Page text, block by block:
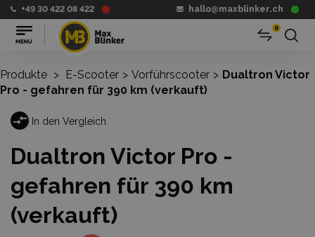
+49 30 422 08 422 hallo@maxblinker.ch
0
Produkte > E-Scooter > Vorführscooter > Dualtron Victor
Pro - gefahren für 390 km (verkauft)
In den Vergleich
Dualtron Victor Pro -
gefahren für 390 km
(verkauft)